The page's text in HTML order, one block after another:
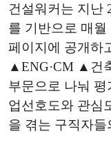
건설워커는 지난
를 기반으로 매
페이지에 공개
▲ENG·CM ▲건
부문으로 나눠 평
업선호도와 관심
을 겪는 구직자